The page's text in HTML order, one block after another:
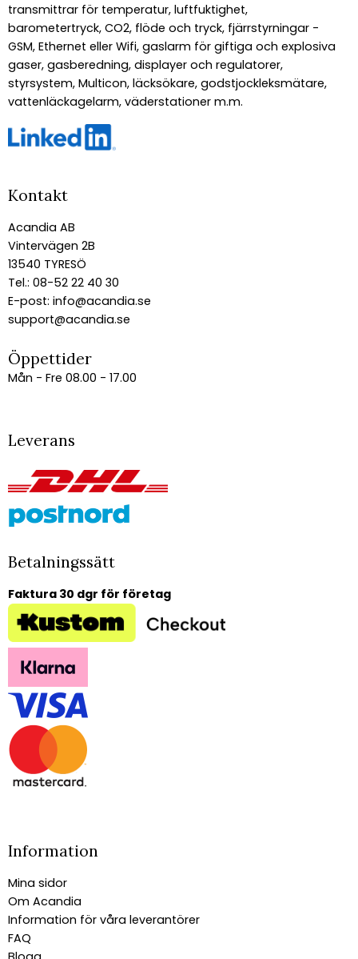
transmittrar för temperatur, luftfuktighet,
barometertryck, CO2, flöde och tryck, fjärrstyrningar -
GSM, Ethernet eller Wifi, gaslarm för giftiga och explosiva
gaser, gasberedning, displayer och regulatorer,
styrsystem, Multicon, läcksökare, godstjockleksmätare,
vattenläckagelarm, väderstationer m.m.
Kontakt
Acandia AB
Vintervägen 2B
13540 TYRESÖ
Tel.: 08-52 22 40 30
E-post: info@acandia.se
support@acandia.se
Öppettider
Mån - Fre 08.00 - 17.00
Leverans
Betalningssätt
Faktura 30 dgr för företag
Information
Mina sidor
Om Acandia
Information för våra leverantörer
FAQ